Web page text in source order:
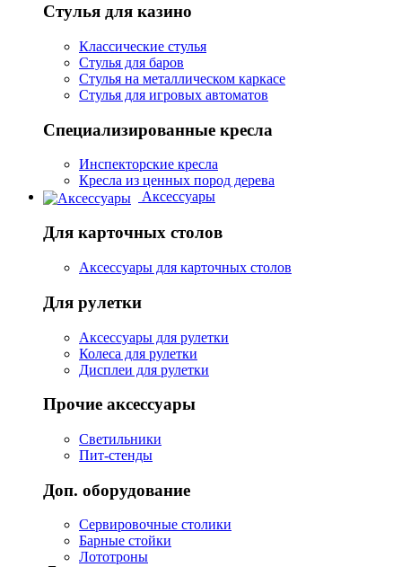
Стулья для казино
Классические стулья
Стулья для баров
Стулья на металлическом каркасе
Стулья для игровых автоматов
Специализированные кресла
Инспекторские кресла
Кресла из ценных пород дерева
Аксессуары
Для карточных столов
Аксессуары для карточных столов
Для рулетки
Аксессуары для рулетки
Колеса для рулетки
Дисплеи для рулетки
Прочие аксессуары
Светильники
Пит-стенды
Доп. оборудование
Сервировочные столики
Барные стойки
Лототроны